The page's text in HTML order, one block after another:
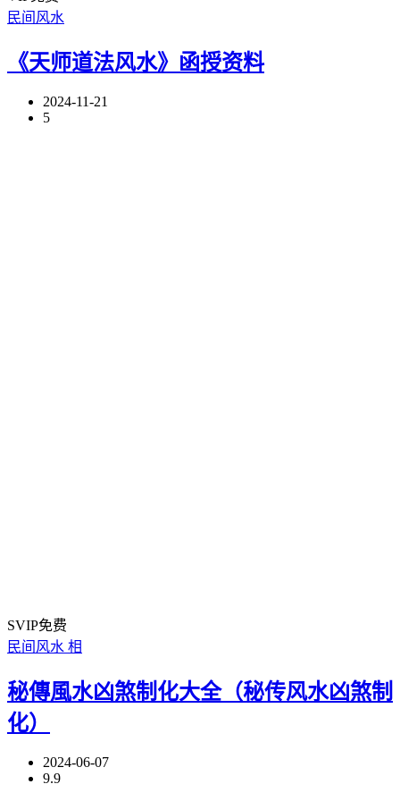
民间风水
《天师道法风水》函授资料
2024-11-21
5
SVIP免费
民间风水 相
秘傳風水凶煞制化大全（秘传风水凶煞制
化）
2024-06-07
9.9